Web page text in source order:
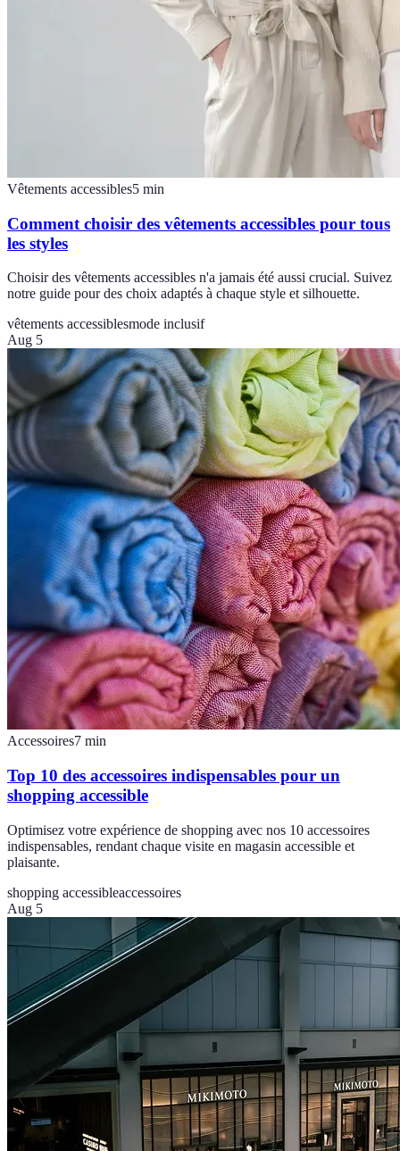
Vêtements accessibles5 min
Comment choisir des vêtements accessibles pour tous
les styles
Choisir des vêtements accessibles n'a jamais été aussi crucial. Suivez
notre guide pour des choix adaptés à chaque style et silhouette.
vêtements accessiblesmode inclusif
Aug 5
Accessoires7 min
Top 10 des accessoires indispensables pour un
shopping accessible
Optimisez votre expérience de shopping avec nos 10 accessoires
indispensables, rendant chaque visite en magasin accessible et
plaisante.
shopping accessibleaccessoires
Aug 5